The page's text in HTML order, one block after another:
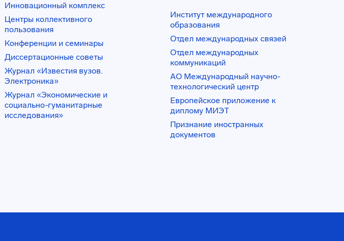
Инновационный комплекс
Центры коллективного
пользования
Конференции и семинары
Диссертационные советы
Журнал «Известия вузов.
Электроника»
Журнал «Экономические и
социально-гуманитарные
исследования»
Институт международного
образования
Отдел международных связей
Отдел международных
коммуникаций
АО Международный научно-
технологический центр
Европейское приложение к
диплому МИЭТ
Признание иностранных
документов